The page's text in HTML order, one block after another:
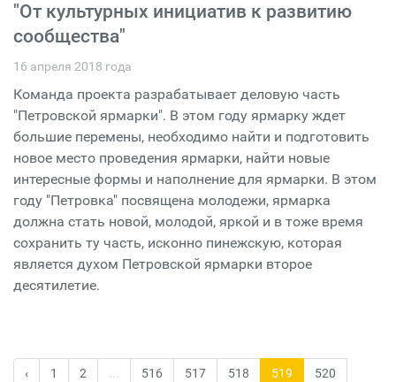
"От культурных инициатив к развитию
сообщества"
16 апреля 2018 года
Команда проекта разрабатывает деловую часть
"Петровской ярмарки". В этом году ярмарку ждет
большие перемены, необходимо найти и подготовить
новое место проведения ярмарки, найти новые
интересные формы и наполнение для ярмарки. В этом
году "Петровка" посвящена молодежи, ярмарка
должна стать новой, молодой, яркой и в тоже время
сохранить ту часть, исконно пинежскую, которая
является духом Петровской ярмарки второе
десятилетие.
‹ 1 2 ... 516 517 518 519 520